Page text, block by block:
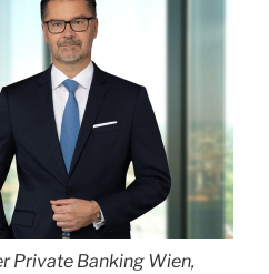
Private Banking Wien,